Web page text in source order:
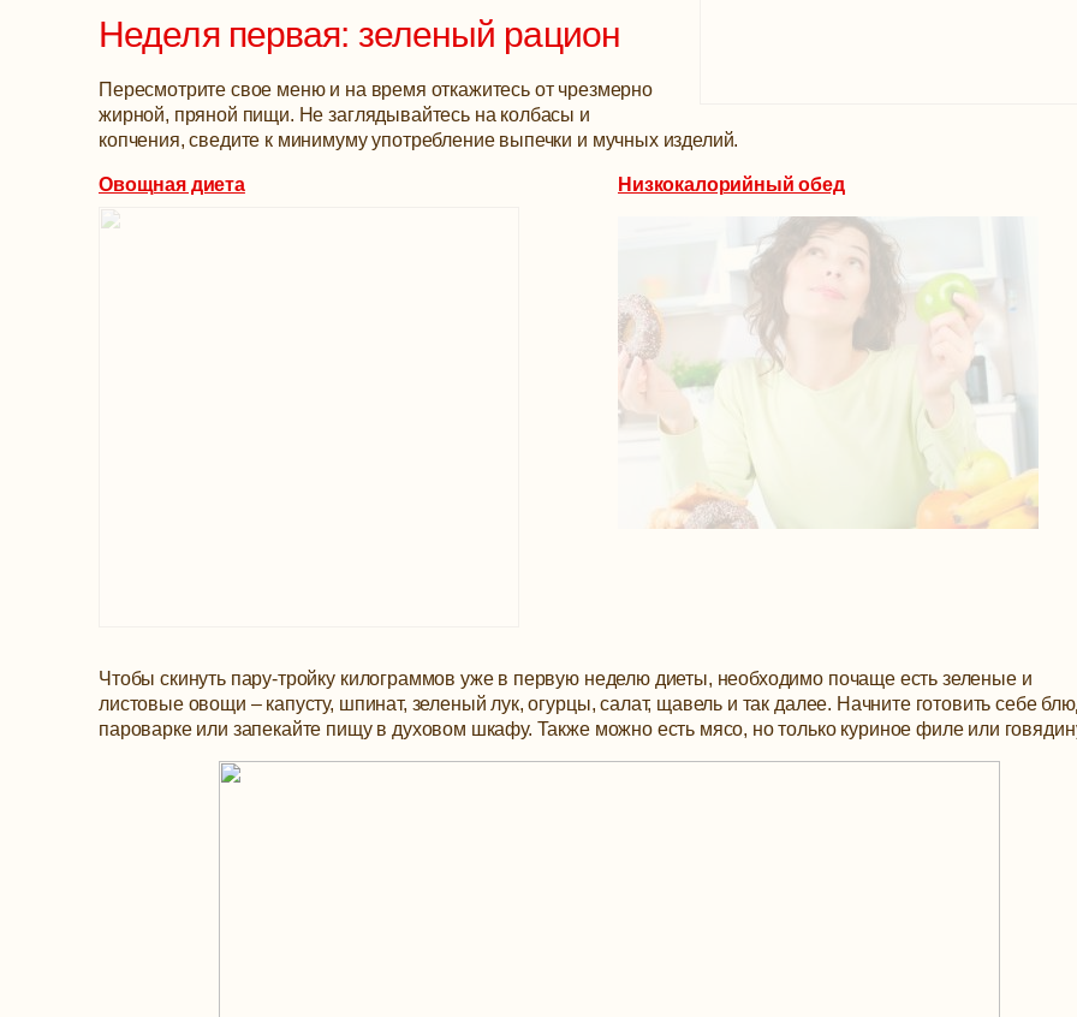
Неделя первая: зеленый рацион
Пересмотрите свое меню и на время откажитесь от чрезмерно
жирной, пряной пищи. Не заглядывайтесь на колбасы и
копчения, сведите к минимуму употребление выпечки и мучных изделий.
Овощная диета Низкокалорийный обед
Чтобы скинуть пару-тройку килограммов уже в первую неделю диеты, необходимо почаще есть зеленые и
листовые овощи – капусту, шпинат, зеленый лук, огурцы, салат, щавель и так далее. Начните готовить себе
пароварке или запекайте пищу в духовом шкафу. Также можно есть мясо, но только куриное филе или